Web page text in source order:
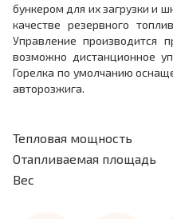
бункером для их загрузки и
качестве резервного
Управление производится
возможно дистанционное
Горелка по умолчанию
авторозжига.
Тепловая мощность
Отапливаемая площадь
Вес